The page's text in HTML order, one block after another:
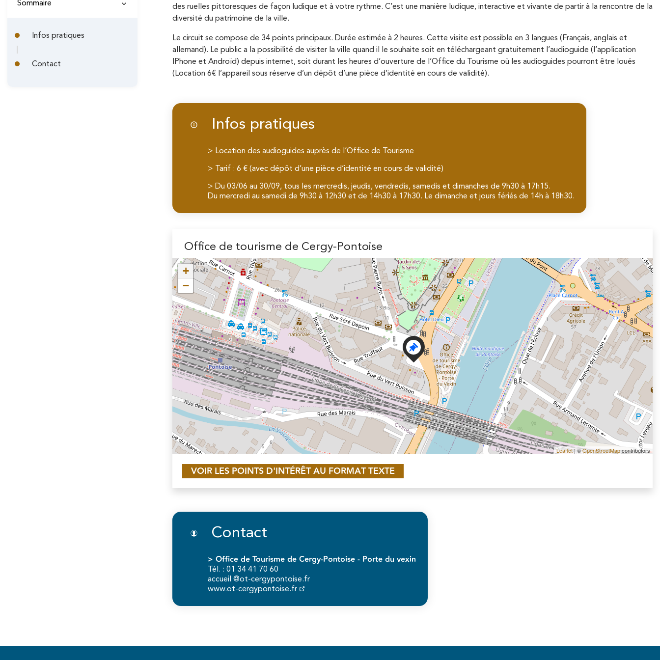
i
c
i
a
A
a
Sommaire
Infos pratiques
Contact
des ruelles pittoresques de façon ludique et à votre rythme. C’est une manière ludique, interactive et vivante de partir à la rencontre de la
diversité du patrimoine de la ville.
Le circuit se compose de 34 points principaux. Durée estimée à 2 heures. Cette visite est possible en 3 langues (Français, anglais et
allemand). Le public a la possibilité de visiter la ville quand il le souhaite soit en téléchargeant gratuitement l’audioguide (l’application
IPhone et Androïd) depuis internet, soit durant les heures d’ouverture de l’Office du Tourisme où les audioguides pourront être loués
(Location 6€ l’appareil sous réserve d’un dépôt d’une pièce d’identité en cours de validité).
Infos pratiques
> Location des audioguides auprès de l’Office de Tourisme
> Tarif : 6 € (avec dépôt d’une pièce d’identité en cours de validité)
> Du 03/06 au 30/09, tous les mercredis, jeudis, vendredis, samedis et dimanches de 9h30 à 17h15.
Du mercredi au samedi de 9h30 à 12h30 et de 14h30 à 17h30. Le dimanche et jours fériés de 14h à 18h30.
Office de tourisme de Cergy-Pontoise
+
−
Leaflet| ©OpenStreetMapcontributors
VOIR LES POINTS D'INTÉRÊT AU FORMAT TEXTE
Contact
> Office de Tourisme de Cergy-Pontoise - Porte du vexin
Tél. : 01 34 41 70 60
accueil @ot-cergypontoise.fr
www.ot-cergypontoise.fr